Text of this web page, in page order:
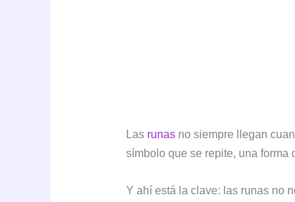
Las runasno siempre llegan
símbolo que se repite, una forma
Y ahí está la clave: las runas no